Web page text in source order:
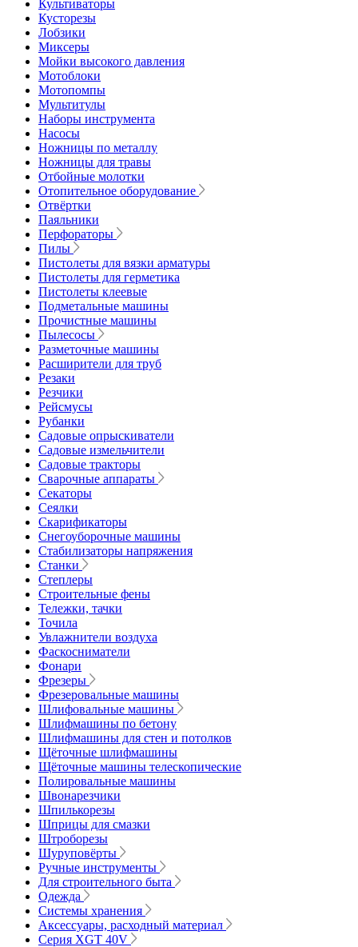
Культиваторы
Кусторезы
Лобзики
Миксеры
Мойки высокого давления
Мотоблоки
Мотопомпы
Мультитулы
Наборы инструмента
Насосы
Ножницы по металлу
Ножницы для травы
Отбойные молотки
Отопительное оборудование
Отвёртки
Паяльники
Перфораторы
Пилы
Пистолеты для вязки арматуры
Пистолеты для герметика
Пистолеты клеевые
Подметальные машины
Прочистные машины
Пылесосы
Разметочные машины
Расширители для труб
Резаки
Резчики
Рейсмусы
Рубанки
Садовые опрыскиватели
Садовые измельчители
Садовые тракторы
Сварочные аппараты
Секаторы
Сеялки
Скарификаторы
Снегоуборочные машины
Стабилизаторы напряжения
Станки
Степлеры
Строительные фены
Тележки, тачки
Точила
Увлажнители воздуха
Фаскосниматели
Фонари
Фрезеры
Фрезеровальные машины
Шлифовальные машины
Шлифмашины по бетону
Шлифмашины для стен и потолков
Щёточные шлифмашины
Щёточные машины телескопические
Полировальные машины
Швонарезчики
Шпилькорезы
Шприцы для смазки
Штроборезы
Шуруповёрты
Ручные инструменты
Для строительного быта
Одежда
Системы хранения
Аксессуары, расходный материал
Серия XGT 40V